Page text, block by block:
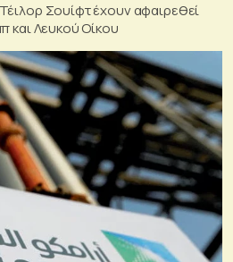
Σουίφτ έχουν αφαιρεθεί
και Λευκού Οίκου